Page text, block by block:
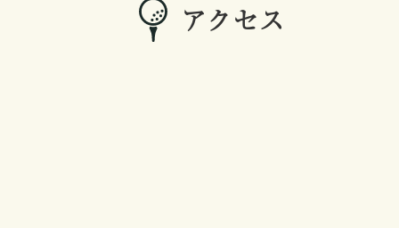
アクセス